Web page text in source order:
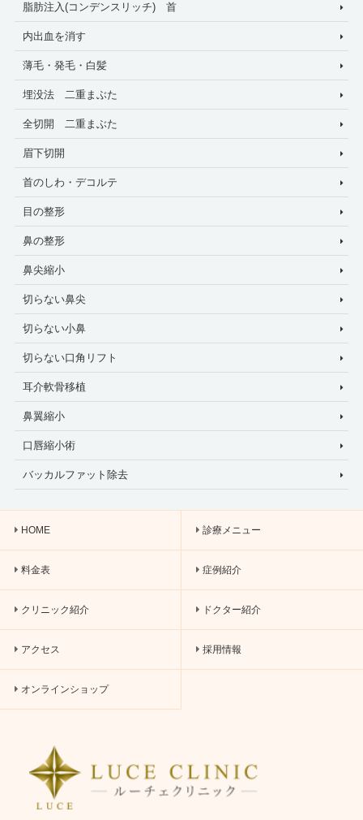
脂肪注入(コンデンスリッチ) 首
内出血を消す
薄毛・発毛・白髪
埋没法 二重まぶた
全切開 二重まぶた
眉下切開
首のしわ・デコルテ
目の整形
鼻の整形
鼻尖縮小
切らない鼻尖
切らない小鼻
切らない口角リフト
耳介軟骨移植
鼻翼縮小
口唇縮小術
バッカルファット除去
HOME 診療メニュー
料金表 症例紹介
クリニック紹介 ドクター紹介
アクセス 採用情報
オンラインショップ